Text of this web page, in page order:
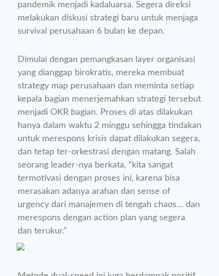
pandemik menjadi kadaluarsa. Segera direksi
melakukan diskusi strategi baru untuk menjaga
survival perusahaan 6 bulan ke depan.
Dimulai dengan pemangkasan layer organisasi
yang dianggap birokratis, mereka membuat
strategy map perusahaan dan meminta setiap
kepala bagian menerjemahkan strategi tersebut
menjadi OKR bagian. Proses di atas dilakukan
hanya dalam waktu 2 minggu sehingga tindakan
untuk merespons krisis dapat dilakukan segera,
dan tetap ter-orkestrasi dengan matang. Salah
seorang leader-nya berkata, “kita sangat
termotivasi dengan proses ini, karena bisa
merasakan adanya arahan dan sense of
urgency dari manajemen di tengah chaos… dan
merespons dengan action plan yang segera
dan terukur.”